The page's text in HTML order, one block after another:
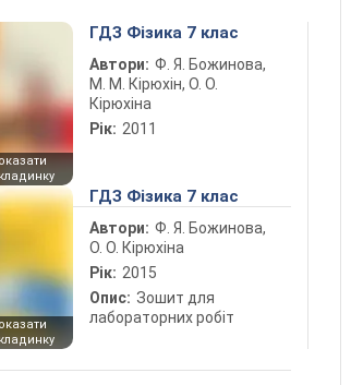
ГДЗ Фізика 7 клас
Автори: Ф. Я. Божинова,
М. М. Кірюхін, О. О.
Кірюхіна
Рік: 2011
ГДЗ Фізика 7 клас
Автори: Ф. Я. Божинова,
О. О. Кірюхіна
Рік: 2015
Опис: Зошит для
лабораторних робіт